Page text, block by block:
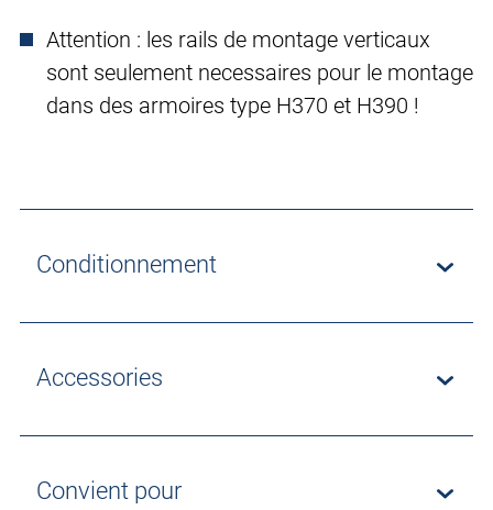
Attention : les rails de montage verticaux
sont seulement necessaires pour le montage
dans des armoires type H370 et H390 !
Conditionnement
Accessories
Convient pour